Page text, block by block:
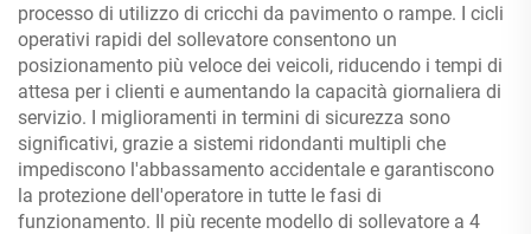
processo di utilizzo di cricchi da pavimento o rampe. I cicli
operativi rapidi del sollevatore consentono un
posizionamento più veloce dei veicoli, riducendo i tempi di
attesa per i clienti e aumentando la capacità giornaliera di
servizio. I miglioramenti in termini di sicurezza sono
significativi, grazie a sistemi ridondanti multipli che
impediscono l'abbassamento accidentale e garantiscono
la protezione dell'operatore in tutte le fasi di
funzionamento. Il più recente modello di sollevatore a 4